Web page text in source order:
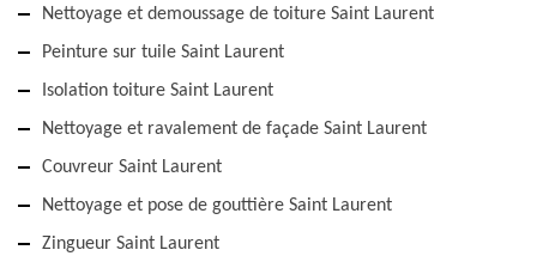
Nettoyage et demoussage de toiture Saint Laurent
Peinture sur tuile Saint Laurent
Isolation toiture Saint Laurent
Nettoyage et ravalement de façade Saint Laurent
Couvreur Saint Laurent
Nettoyage et pose de gouttière Saint Laurent
Zingueur Saint Laurent